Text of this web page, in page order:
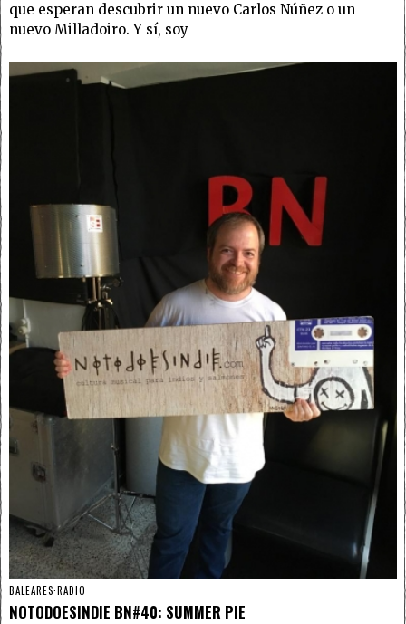
que esperan descubrir un nuevo Carlos Núñez o un
nuevo Milladoiro. Y sí, soy
BALEARES·RADIO
NOTODOESINDIE BN#40: SUMMER PIE